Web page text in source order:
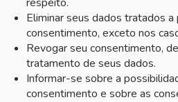
Eliminar seus dados tratados a
consentimento, exceto nos
Revogar seu consentimento,
tratamento de seus dados.
Informar-se sobre a
consentimento e sobre as